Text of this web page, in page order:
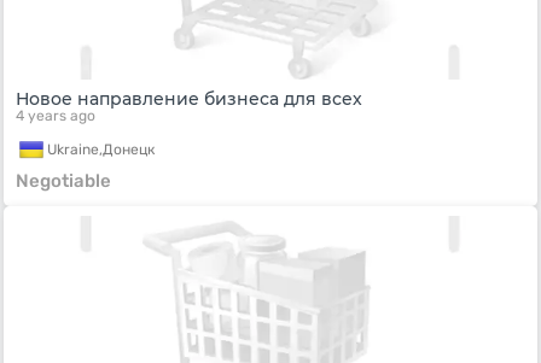
Новое направление бизнеса для всех
4 years ago
Ukraine,Донецк
Negotiable